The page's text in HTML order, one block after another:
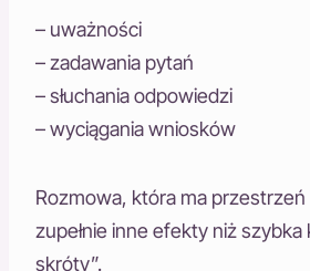
– uważności
– zadawania pytań
– słuchania odpowiedzi
– wyciągania wniosków
Rozmowa, która ma przestrzeń
zupełnie inne efekty niż szybka
skróty”.